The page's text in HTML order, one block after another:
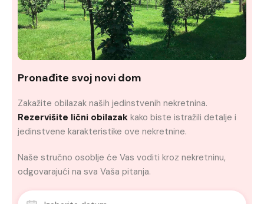
Pronađite svoj novi dom
Zakažite obilazak naših jedinstvenih nekretnina.
Rezervišite lični obilazak kako biste istražili detalje i
jedinstvene karakteristike ove nekretnine.
Naše stručno osoblje će Vas voditi kroz nekretninu,
odgovarajući na sva Vaša pitanja.